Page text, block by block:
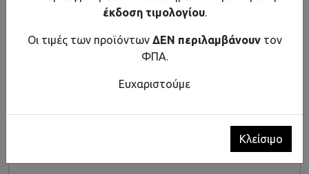
1 2
έκδοση τιμολογίου.
Οι τιμές των προϊόντων ΔΕΝ περιλαμβάνουντον
ΦΠΑ.
Ευχαριστούμε
Κλείσιμο